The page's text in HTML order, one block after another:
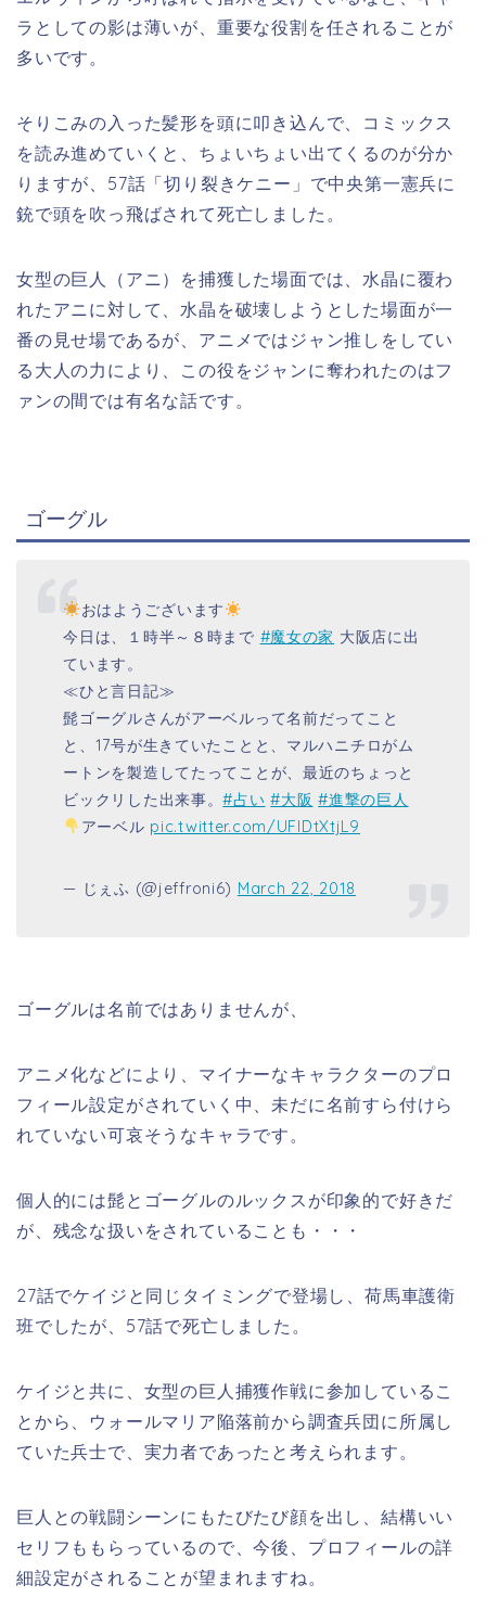
ラとしての影は薄いが、重要な役割を任されることが
多いです。
そりこみの入った髪形を頭に叩き込んで、コミックス
を読み進めていくと、ちょいちょい出てくるのが分か
りますが、 57話「切り裂きケニー」で中央第一憲兵に
銃で頭を吹っ飛ばされて死亡しました。
女型の巨人（アニ）を捕獲した場面では、水晶に覆わ
れたアニに対して、水晶を破壊しようとした場面が一
番の見せ場であるが、アニメではジャン推しをしてい
る大人の力により、この役をジャンに奪われたのはフ
ァンの間では有名な話です。
ゴーグル
おはようございます
今日は、１時半～８時まで #魔女の家 大阪店に出
ています。
≪ひと言日記≫
髭ゴーグルさんがアーベルって名前だってこと
と、17号が生きていたことと、マルハニチロがム
ートンを製造してたってことが、最近のちょっと
ビックリした出来事。#占い #大阪 #進撃の巨人
アーベル pic.twitter.com/UFlDtXtjL9
— じぇふ (@jeffroni6) March 22, 2018
ゴーグルは名前ではありませんが、
アニメ化などにより、マイナーなキャラクターのプロ
フィール設定がされていく中、未だに名前すら付けら
れていない可哀そうなキャラです。
個人的には髭とゴーグルのルックスが印象的で好きだ
が、残念な扱いをされていることも・・・
27話でケイジと同じタイミングで登場し、荷馬車護衛
班でしたが、57話で死亡しました。
ケイジと共に、女型の巨人捕獲作戦に参加しているこ
とから、ウォールマリア陥落前から調査兵団に所属し
ていた兵士で、実力者であったと考えられます。
巨人との戦闘シーンにもたびたび顔を出し、結構いい
セリフももらっているので、今後、プロフィールの詳
細設定がされることが望まれますね。